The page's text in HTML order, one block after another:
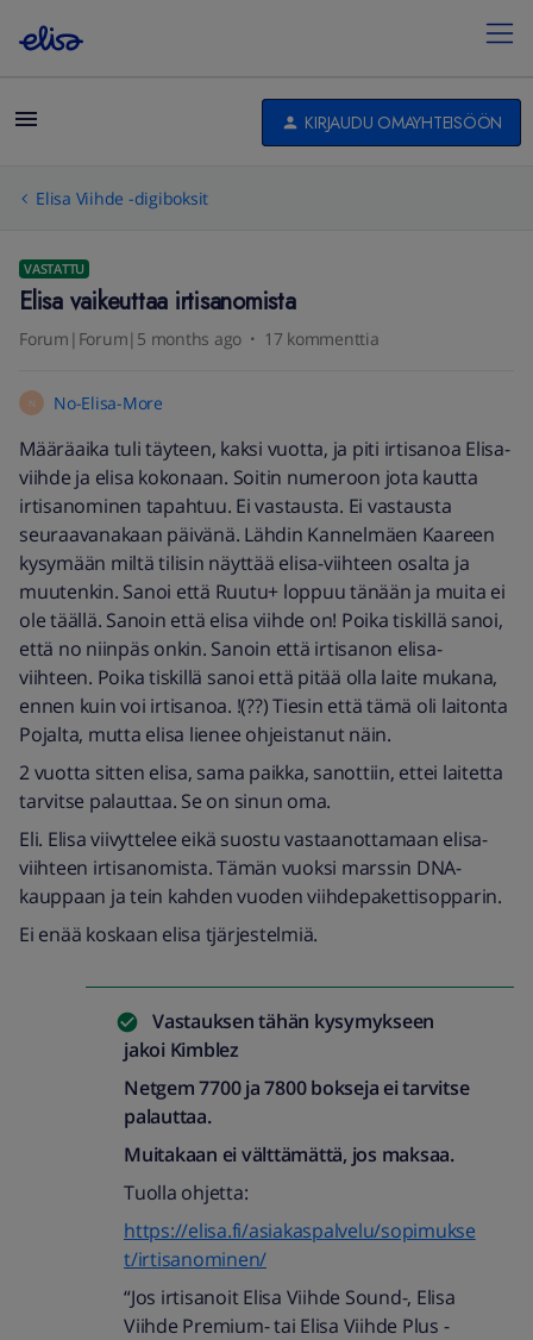
KIRJAUDU OMAYHTEISÖÖN
Elisa Viihde -digiboksit
VASTATTU
Elisa vaikeuttaa irtisanomista
Forum|Forum|5 months ago 17 kommenttia
N No-Elisa-More
Määräaika tuli täyteen, kaksi vuotta, ja piti irtisanoa Elisa-
viihde ja elisa kokonaan. Soitin numeroon jota kautta
irtisanominen tapahtuu. Ei vastausta. Ei vastausta
seuraavanakaan päivänä. Lähdin Kannelmäen Kaareen
kysymään miltä tilisin näyttää elisa-viihteen osalta ja
muutenkin. Sanoi että Ruutu+ loppuu tänään ja muita ei
ole täällä. Sanoin että elisa viihde on! Poika tiskillä sanoi,
että no niinpäs onkin. Sanoin että irtisanon elisa-
viihteen. Poika tiskillä sanoi että pitää olla laite mukana,
ennen kuin voi irtisanoa. !(??) Tiesin että tämä oli laitonta
Pojalta, mutta elisa lienee ohjeistanut näin.
2 vuotta sitten elisa, sama paikka, sanottiin, ettei laitetta
tarvitse palauttaa. Se on sinun oma.
Eli. Elisa viivyttelee eikä suostu vastaanottamaan elisa-
viihteen irtisanomista. Tämän vuoksi marssin DNA-
kauppaan ja tein kahden vuoden viihdepakettisopparin.
Ei enää koskaan elisa tjärjestelmiä.
Vastauksen tähän kysymykseen
jakoi Kimblez
Netgem 7700 ja 7800 bokseja ei tarvitse
palauttaa.
Muitakaan ei välttämättä, jos maksaa.
Tuolla ohjetta:
https://elisa.fi/asiakaspalvelu/sopimukse
t/irtisanominen/
“Jos irtisanoit Elisa Viihde Sound-, Elisa
Viihde Premium- tai Elisa Viihde Plus -